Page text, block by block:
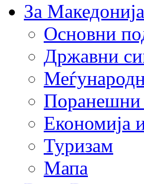
За Македонија
Основни
Државни
Поранешни
Економија
Туризам
Мапа